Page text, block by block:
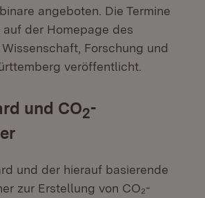
angeboten. Die Termine
der Homepage des
Forschung und
veröffentlicht.
und CO2-
und der hierauf basierende
zur Erstellung von CO₂-